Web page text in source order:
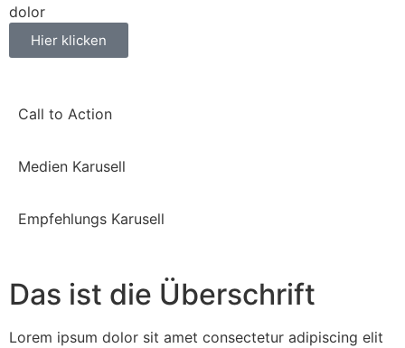
dolor
Hier klicken
Call to Action
Medien Karusell
Empfehlungs Karusell
Das ist die Überschrift
Lorem ipsum dolor sit amet consectetur adipiscing elit